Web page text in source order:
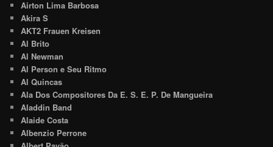
Airton Lima Barbosa
Akira S
AKT2 Frauen Kreisen
Al Brito
Al Newman
Al Person e Seu Ritmo
Al Quincas
Ala Dos Compositores Da E. S. E. P. De Mangueira
Aladdin Band
Alaide Costa
Albenzio Perrone